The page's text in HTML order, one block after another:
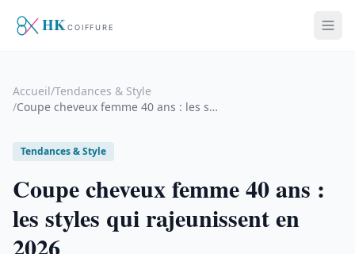
Accueil/Tendances & Style
/
Coupe cheveux femme 40 ans : les styles qui rajeunissent en 2026
Tendances & Style
Coupe cheveux femme 40 ans :
les styles qui rajeunissent en
2026